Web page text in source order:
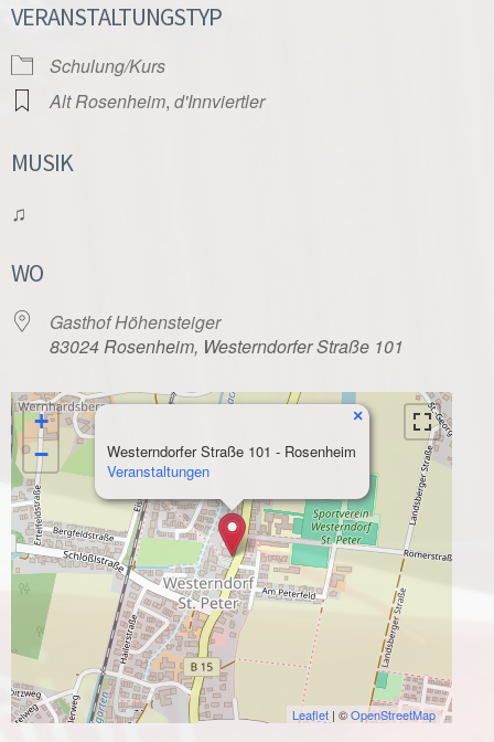
VERANSTALTUNGSTYP
Schulung/Kurs
Alt Rosenheim, d'Innviertler
MUSIK
♫
WO
Gasthof Höhensteiger
83024 Rosenheim, Westerndorfer Straße 101
Westerndorfer Straße 101 - Rosenheim
Veranstaltungen
×
+
−
Leaflet | ©OpenStreetMap